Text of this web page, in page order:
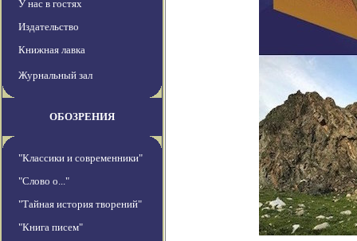
У нас в гостях
Издательство
Книжная лавка
Журнальный зал
ОБОЗРЕНИЯ
"Классики и современники"
"Слово о..."
"Тайная история творений"
"Книга писем"